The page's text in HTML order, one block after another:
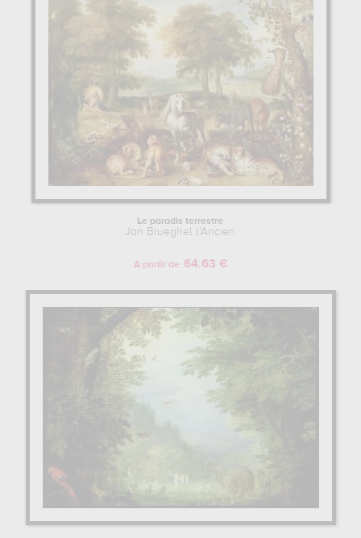
Le paradis terrestre
Jan Brueghel l'Ancien
A partir de 64.63 €